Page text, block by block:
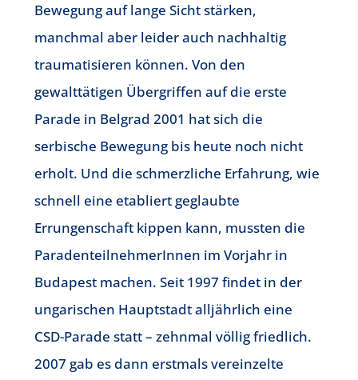
Bewegung auf lange Sicht stärken,
manchmal aber leider auch nachhaltig
traumatisieren können. Von den
gewalttätigen Übergriffen auf die erste
Parade in Belgrad 2001 hat sich die
serbische Bewegung bis heute noch nicht
erholt. Und die schmerzliche Erfahrung, wie
schnell eine etabliert geglaubte
Errungenschaft kippen kann, mussten die
ParadenteilnehmerInnen im Vorjahr in
Budapest machen. Seit 1997 findet in der
ungarischen Hauptstadt alljährlich eine
CSD-Parade statt – zehnmal völlig friedlich.
2007 gab es dann erstmals vereinzelte